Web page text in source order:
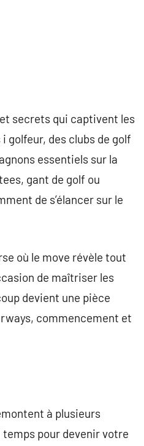
secrets qui captivent les
golfeur, des clubs de golf
essentiels sur la
gant de golf ou
de s’élancer sur le
où le move révèle tout
de maîtriser les
devient une pièce
commencement et
à plusieurs
temps pour devenir votre